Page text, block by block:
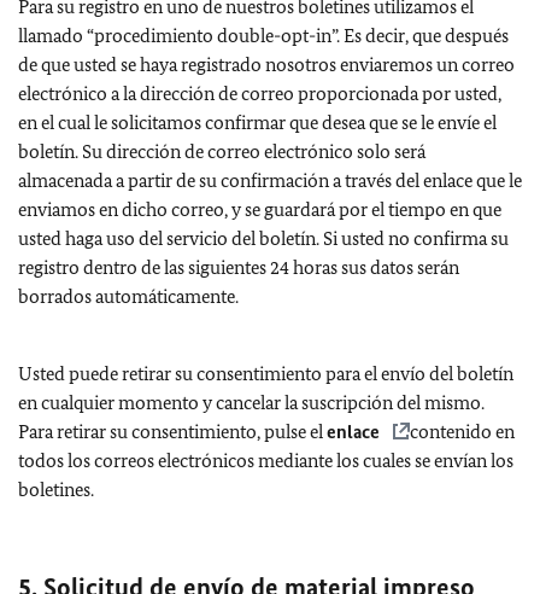
Para su registro en uno de nuestros boletines utilizamos el
llamado “procedimiento double-opt-in”. Es decir, que después
de que usted se haya registrado nosotros enviaremos un correo
electrónico a la dirección de correo proporcionada por usted,
en el cual le solicitamos confirmar que desea que se le envíe el
boletín. Su dirección de correo electrónico solo será
almacenada a partir de su confirmación a través del enlace que le
enviamos en dicho correo, y se guardará por el tiempo en que
usted haga uso del servicio del boletín. Si usted no confirma su
registro dentro de las siguientes 24 horas sus datos serán
borrados automáticamente.
Usted puede retirar su consentimiento para el envío del boletín
en cualquier momento y cancelar la suscripción del mismo.
Para retirar su consentimiento, pulse elenlace
contenido en
todos los correos electrónicos mediante los cuales se envían los
boletines.
5. Solicitud de envío de material impreso